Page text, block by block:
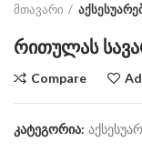
მთავარი
რითულას
Compare
კატეგორია: